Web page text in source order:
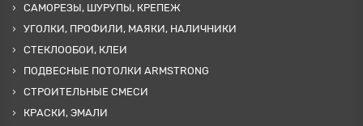
САМОРЕЗЫ, ШУРУПЫ, КРЕПЕЖ
УГОЛКИ, ПРОФИЛИ, МАЯКИ, НАЛИЧНИКИ
СТЕКЛООБОИ, КЛЕИ
ПОДВЕСНЫЕ ПОТОЛКИ ARMSTRONG
СТРОИТЕЛЬНЫЕ СМЕСИ
КРАСКИ, ЭМАЛИ